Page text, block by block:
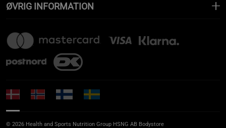
ØVRIG INFORMATION
© 2026 Health and Sports Nutrition Group HSNG AB Bodystore